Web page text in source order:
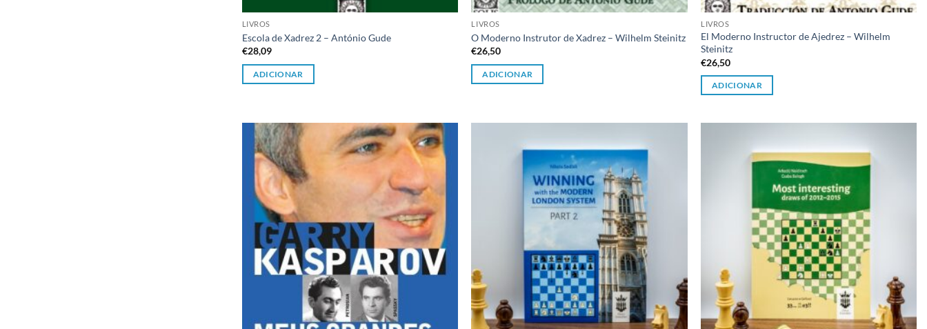
LIVROS
Escola de Xadrez 2 – António Gude
€28,09
ADICIONAR
LIVROS
O Moderno Instrutor de Xadrez – Wilhelm Steinitz
€26,50
ADICIONAR
LIVROS
El Moderno Instructor de Ajedrez – Wilhelm
Steinitz
€26,50
ADICIONAR
Adicionar
Adicionar
desejos